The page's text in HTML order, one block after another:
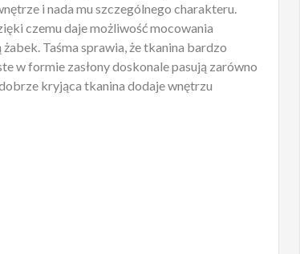
i nada mu szczególnego charakteru.
czemu daje możliwość mocowania
Taśma sprawia, że tkanina bardzo
w formie zasłony doskonale pasują zarówno
kryjąca tkanina dodaje wnętrzu